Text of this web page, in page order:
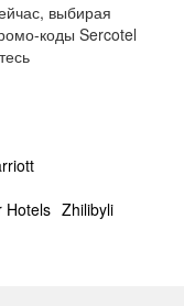
выбирая
коды Sercotel
Hotels Zhilibyli